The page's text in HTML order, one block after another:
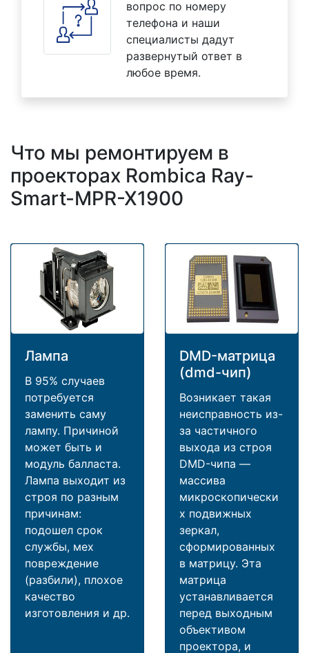
вопрос по номеру
телефона и наши
специалисты дадут
развернутый ответ в
любое время.
Что мы ремонтируем в
проекторах Rombica Ray-
Smart-MPR-X1900
Лампа
В 95% случаев
потребуется
заменить саму
лампу. Причиной
может быть и
модуль балласта.
Лампа выходит из
строя по разным
причинам:
подошел срок
службы, мех
повреждение
(разбили), плохое
качество
изготовления и др.
DMD-матрица
(dmd-чип)
Возникает такая
неисправность из-
за частичного
выхода из строя
DMD-чипа —
массива
микроскопически
х подвижных
зеркал,
сформированных
в матрицу. Эта
матрица
устанавливается
перед выходным
объективом
проектора, и